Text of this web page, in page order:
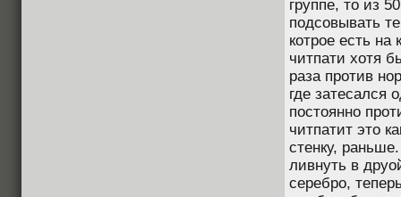
группе, то из
подсовывать
котрое есть на
читпати хотя
раза против
где затесался
постоянно
читпатит это
стенку,
ливнуть в
серебро,